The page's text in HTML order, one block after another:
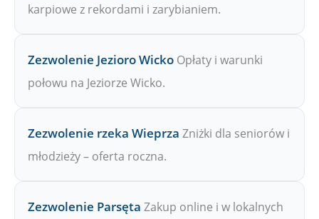
karpiowe z rekordami i zarybianiem.
Zezwolenie Jezioro Wicko Opłaty i warunki
połowu na Jeziorze Wicko.
Zezwolenie rzeka Wieprza Zniżki dla seniorów i
młodzieży – oferta roczna.
Zezwolenie Parsęta Zakup online i w lokalnych